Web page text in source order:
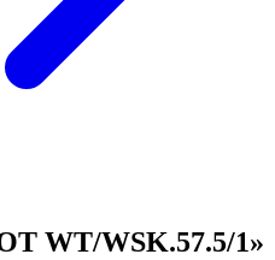
WT/WSK.57.5/1»